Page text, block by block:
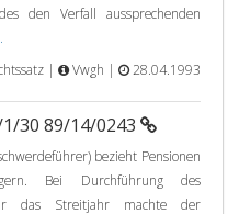
den Verfall aussprechenden
|
Vwgh | 28.04.1993
30 89/14/0243
bezieht Pensionen
Bei Durchführung des
für das Streitjahr machte der